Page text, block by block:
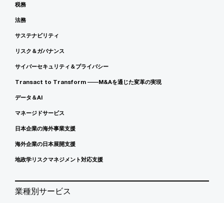
税務
法務
サステナビリティ
リスク＆ガバナンス
サイバーセキュリティ＆プライバシー
Transact to Transform ――M&Aを通じた変革の実現
データ＆AI
マネージドサービス
日本企業の海外事業支援
海外企業の日本展開支援
地政学リスクマネジメント対応支援
業種別サービス